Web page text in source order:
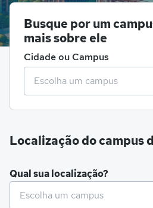
Busque por um
mais sobre ele
Cidade ou Campus
Localização do campus
Qual sua localização?